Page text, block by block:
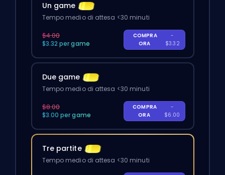
Un game
Tempo medio di attesa <30 minuti
$4.00
$3.32 per game
COMPRA
ORA
-
$3.32
Due game
Tempo medio di attesa <30 minuti
$8.00
$3.00 per game
COMPRA
ORA
-
$6.00
Tre partite
Tempo medio di attesa <30 minuti